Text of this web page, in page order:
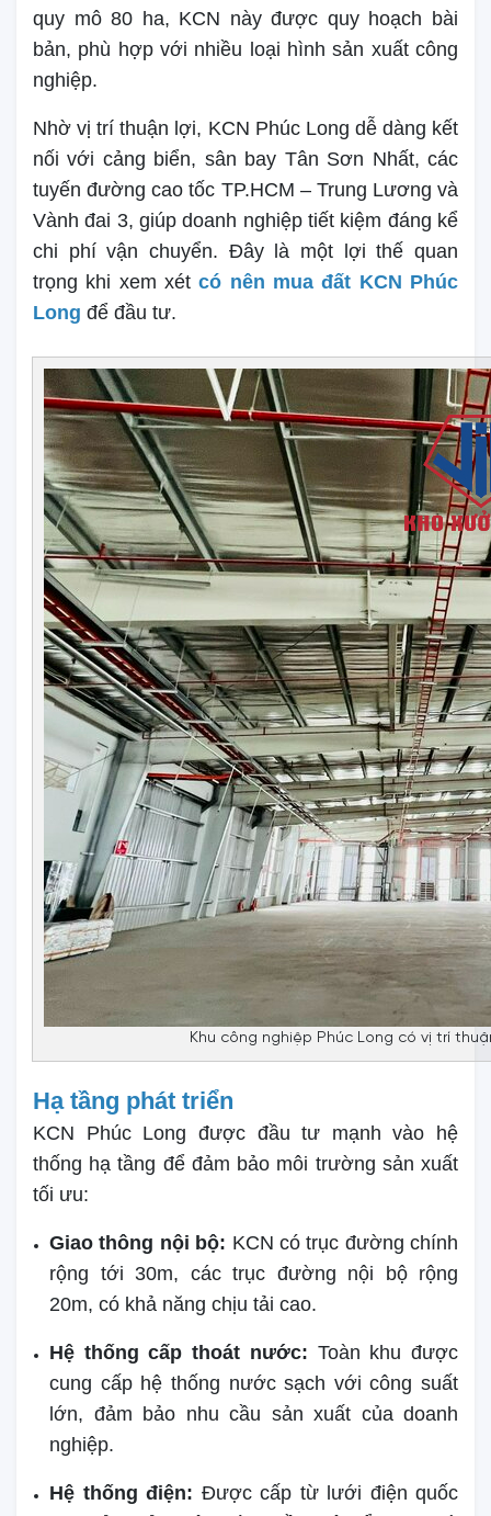
quy mô 80 ha, KCN này được quy hoạch bài
bản, phù hợp với nhiều loại hình sản xuất công
nghiệp.
Nhờ vị trí thuận lợi, KCN Phúc Long dễ dàng kết
nối với cảng biển, sân bay Tân Sơn Nhất, các
tuyến đường cao tốc TP.HCM – Trung Lương và
Vành đai 3, giúp doanh nghiệp tiết kiệm đáng kể
chi phí vận chuyển. Đây là một lợi thế quan
trọng khi xem xétcó nên mua đất KCN Phúc
Long để đầu tư.
Khu công nghiệp Phúc Long có vị trí
Hạ tầng phát triển
KCN Phúc Long được đầu tư mạnh vào hệ
thống hạ tầng để đảm bảo môi trường sản xuất
tối ưu:
Giao thông nội bộ: KCN có trục đường chính
rộng tới 30m, các trục đường nội bộ rộng
20m, có khả năng chịu tải cao.
Hệ thống cấp thoát nước: Toàn khu được
cung cấp hệ thống nước sạch với công suất
lớn, đảm bảo nhu cầu sản xuất của doanh
nghiệp.
Hệ thống điện: Được cấp từ lưới điện quốc